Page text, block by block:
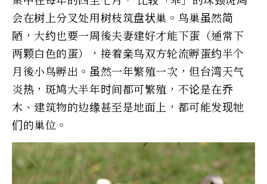
会在树上分叉处用树枝筑盘状巢。鸟巢虽然简
陋，大约也要一周後夫妻建好才能下蛋（通常下
两颗白色的蛋），接着亲鸟双方轮流孵蛋约半个
月後小鸟孵出。虽然一年繁殖一次，但台湾天气
炎热，斑鸠大半年时间都可繁殖，不论是在乔
木、建筑物的边缘甚至是地面上，都可能发现牠
们的巢位。